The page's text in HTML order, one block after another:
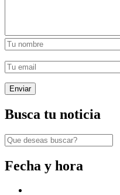
Busca tu noticia
Fecha y hora